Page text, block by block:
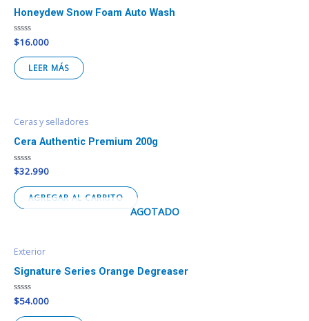
Honeydew Snow Foam Auto Wash
Valorado
en
0
de
5
$16.000
LEER MÁS
Ceras y selladores
Cera Authentic Premium 200g
Valorado
en
0
de
5
$32.990
AGREGAR AL CARRITO
AGOTADO
Exterior
Signature Series Orange Degreaser
Valorado
en
0
$54.000